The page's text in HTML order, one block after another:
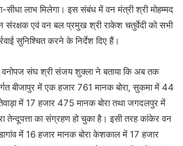
सीधा लाभ मिलेगा। इस संबंध में वन मंत्री श्री मोहम्मद
एवं वन बल प्रमुख श्री राकेश चतुर्वेदी को सभी
सुनिश्चित करने के निर्देश दिए हैं।
संघ श्री संजय शुक्ला ने बताया कि अब तक
बीजापुर में एक हजार 761 मानक बोरा, सुकमा में 44
में 17 हजार 475 मानक बोरा तथा जगदलपुर में
तेन्दूपत्ता का संग्रहण हो चुका है। इसी तरह कांकेर वन
में 16 हजार मानक बोरा केशकाल में 17 हजार